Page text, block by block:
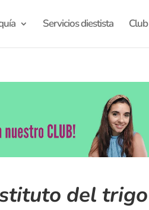
Servicios diestista Club
del trigo